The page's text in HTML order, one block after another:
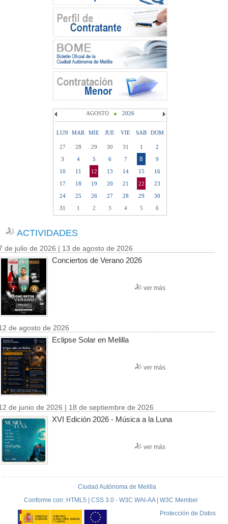
AGOSTO 2026
LUN MAR MIE JUE VIE SAB DOM
27 28 29 30 31 1
2
3
4 5 6 7 8
9
10
11 12 13 14 15
16
17
18 19 20 21 22
23
24
25 26 27 28 29
30
31
1 2 3 4 5 6
ACTIVIDADES
de julio de 2026 | 13 de agosto de 2026
Conciertos de Verano 2026
ver más
de agosto de 2026
Eclipse Solar en Melilla
ver más
de junio de 2026 | 18 de septiembre de 2026
XVI Edición 2026 - Música a la Luna
ver más
Ciudad Autónoma de Melilla
Conforme con: HTML5 | CSS 3.0 - W3C WAI-AA | W3C Member
Protección de Datos